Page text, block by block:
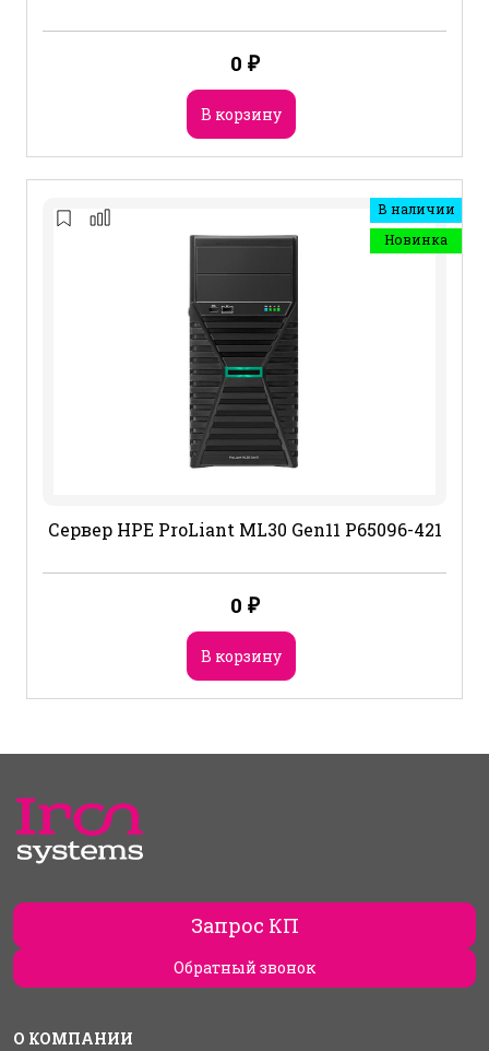
0 ₽
В корзину
В наличии
Новинка
Сервер HPE ProLiant ML30 Gen11 P65096-421
0 ₽
В корзину
Запрос КП
Обратный звонок
О КОМПАНИИ